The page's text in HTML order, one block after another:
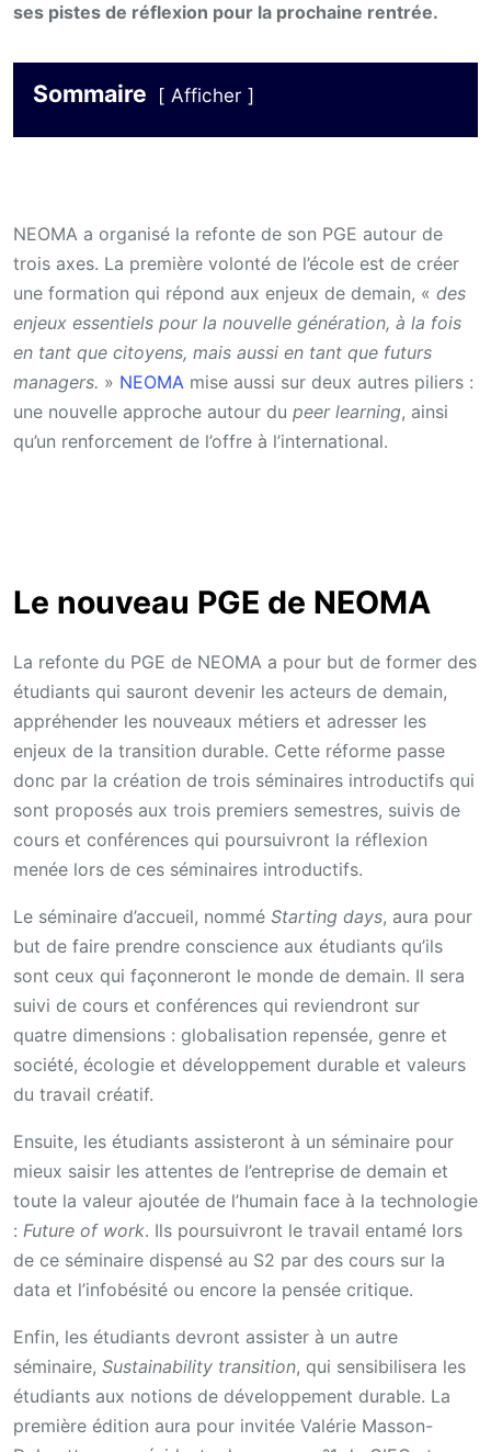
ses pistes de réflexion pour la prochaine rentrée.
Sommaire Afficher
NEOMA a organisé la refonte de son PGE autour de
trois axes. La première volonté de l’école est de créer
une formation qui répond aux enjeux de demain, « des
enjeux essentiels pour la nouvelle génération, à la fois
en tant que citoyens, mais aussi en tant que futurs
managers. » NEOMA mise aussi sur deux autres piliers :
une nouvelle approche autour du peer learning, ainsi
qu’un renforcement de l’offre à l’international.
Le nouveau PGE de NEOMA
La refonte du PGE de NEOMA a pour but de former des
étudiants qui sauront devenir les acteurs de demain,
appréhender les nouveaux métiers et adresser les
enjeux de la transition durable. Cette réforme passe
donc par la création de trois séminaires introductifs qui
sont proposés aux trois premiers semestres, suivis de
cours et conférences qui poursuivront la réflexion
menée lors de ces séminaires introductifs.
Le séminaire d’accueil, nommé Starting days, aura pour
but de faire prendre conscience aux étudiants qu’ils
sont ceux qui façonneront le monde de demain. Il sera
suivi de cours et conférences qui reviendront sur
quatre dimensions : globalisation repensée, genre et
société, écologie et développement durable et valeurs
du travail créatif.
Ensuite, les étudiants assisteront à un séminaire pour
mieux saisir les attentes de l’entreprise de demain et
toute la valeur ajoutée de l’humain face à la technologie
: Future of work. Ils poursuivront le travail entamé lors
de ce séminaire dispensé au S2 par des cours sur la
data et l’infobésité ou encore la pensée critique.
Enfin, les étudiants devront assister à un autre
séminaire, Sustainability transition, qui sensibilisera les
étudiants aux notions de développement durable. La
première édition aura pour invitée Valérie Masson-